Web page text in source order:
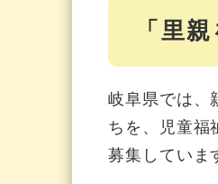
「里
岐阜県では、
ちを、児童福
募集していま